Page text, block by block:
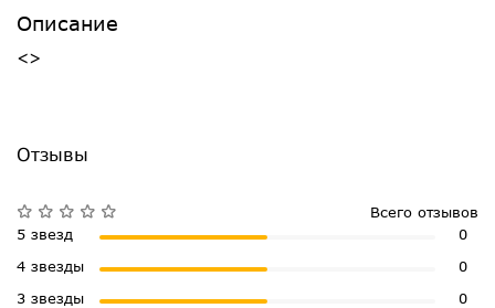
Описание
<>
Отзывы
Всего отзывов
5 звезд
0
4 звезды
0
3 звезды
0